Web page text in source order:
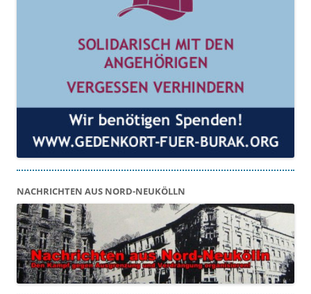
NACHRICHTEN AUS NORD-NEUKÖLLN